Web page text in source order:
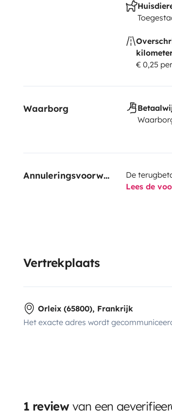
€ 0,25
Waarborg
Annuleringsvoorwaarden
De
Lees de
Vertrekplaats
Orleix (65800), Frankrijk
Het exacte adres wordt
1 reviewvan een